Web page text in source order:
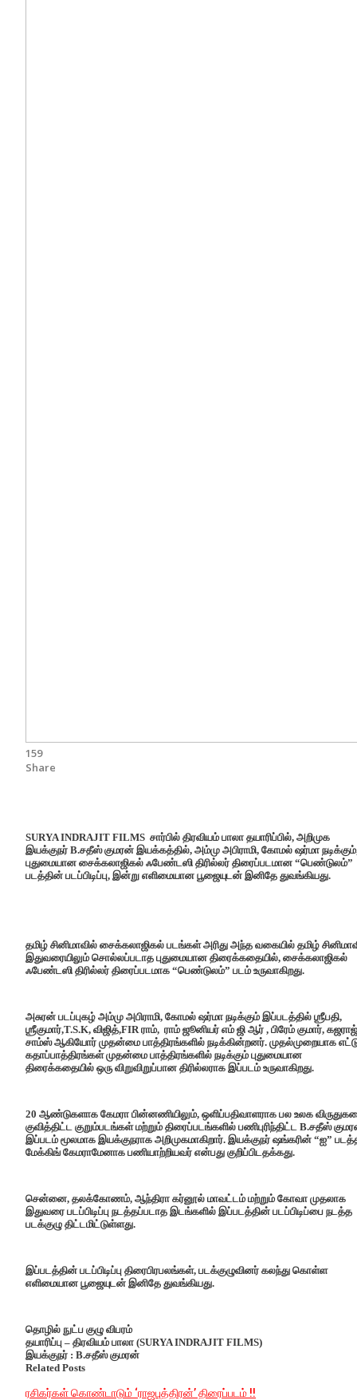
159
Share
SURYA INDRAJIT FILMS சார்பில் திரவியம் பாலா தயாரிப்பில், அறிமுக
இயக்குநர் B.சதீஸ் குமரன் இயக்கத்தில், அம்மு அபிராமி, கோமல் ஷர்மா
புதுமையான சைக்கலாஜிகல் ஃபேண்டஸி திரில்லர் திரைப்படமான “பெண்டுலம்”
படத்தின் படப்பிடிப்பு, இன்று எளிமையான பூஜையுடன் இனிதே துவங்கியது.
தமிழ் சினிமாவில் சைக்கலாஜிகல் படங்கள் அரிது அந்த வகையில் தமிழ்
இதுவரையிலும் சொல்லப்படாத புதுமையான திரைக்கதையில், சைக்கலாஜிகல்
ஃபேண்டஸி திரில்லர் திரைப்படமாக “பெண்டுலம்” படம் உருவாகிறது.
அசுரன் படப்புகழ் அம்மு அபிராமி, கோமல் ஷர்மா நடிக்கும் இப்படத்தில் ஶ்ரீபதி,
ஶ்ரீகுமார்,T.S.K, விஜித்,FIR ராம், ராம் ஜூனியர் எம் ஜி ஆர் , பிரேம் குமார்,
சாம்ஸ் ஆகியோர் முதன்மை பாத்திரங்களில் நடிக்கின்றனர். முதல்முறையாக
கதாப்பாத்திரங்கள் முதன்மை பாத்திரங்களில் நடிக்கும் புதுமையான
திரைக்கதையில் ஒரு விறுவிறுப்பான திரில்லராக இப்படம் உருவாகிறது.
20 ஆண்டுகளாக கேமரா பின்னணியிலும், ஒளிப்பதிவாளராக பல உலக
குவித்திட்ட குறும்படங்கள் மற்றும் திரைப்படங்களில் பணிபுரிந்திட்ட B.சதீஸ்
இப்படம் மூலமாக இயக்குநராக அறிமுகமாகிறார். இயக்குநர் ஷங்கரின் “ஐ”
மேக்கிங் கேமராமேனாக பணியாற்றியவர் என்பது குறிப்பிடதக்கது.
சென்னை, தலக்கோணம், ஆந்திரா கர்னூல் மாவட்டம் மற்றும் கோவா முதலாக
இதுவரை படப்பிடிப்பு நடத்தப்படாத இடங்களில் இப்படத்தின் படப்பிடிப்பை நடத்த
படக்குழு திட்டமிட்டுள்ளது.
இப்படத்தின் படப்பிடிப்பு திரைபிரபலங்கள், படக்குழுவினர் கலந்து கொள்ள
எளிமையான பூஜையுடன் இனிதே துவங்கியது.
தொழில் நுட்ப குழு விபரம்
தயாரிப்பு – திரவியம் பாலா (SURYA INDRAJIT FILMS)
இயக்குநர் : B.சதீஸ் குமரன்
Related Posts
ரசிகர்கள் கொண்டாடும் ‘ராஜபுத்திரன்’ திரைப்படம் !!